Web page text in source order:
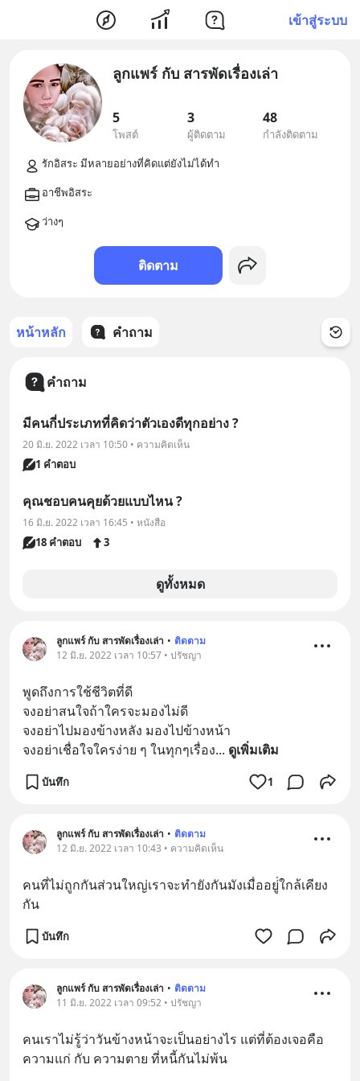
เข้าสู่ระบบ
ลูกแพร์ กับ สารพัดเรื่องเล่า
5
โพสต์
3
ผู้ติดตาม
48
กำลังติดตาม
ติดตาม
หน้าหลัก คำถาม
คำถาม
มีคนกี่ประเภทที่คิดว่าตัวเองดีทุกอย่าง ?
20 มิ.ย. 2022 เวลา 10:50 • ความคิดเห็น
1 คำตอบ
คุณชอบคนคุยด้วยแบบไหน ?
16 มิ.ย. 2022 เวลา 16:45 • หนังสือ
18 คำตอบ 3
ดูทั้งหมด
ลูกแพร์ กับ สารพัดเรื่องเล่า • ติดตาม
12 มิ.ย. 2022 เวลา 10:57 • ปรัชญา
พูดถึงการใช้ชีวิตที่ดี
จงอย่าสนใจถ้าใครจะมองไม่ดี
จงอย่าไปมองข้างหลัง มองไปข้างหน้า
จงอย่าเชื่อใจใครง่าย ๆ ในทุกๆเรื่อง... ดูเพิ่มเติม
บันทึก 1
ลูกแพร์ กับ สารพัดเรื่องเล่า • ติดตาม
12 มิ.ย. 2022 เวลา 10:43 • ความคิดเห็น
คนที่ไม่ถูกกันส่วนใหญ่​เราจะทำยังกันมังเมื่ออยู่่ใกล้เคียง​
กัน
บันทึก
ลูกแพร์ กับ สารพัดเรื่องเล่า • ติดตาม
11 มิ.ย. 2022 เวลา 09:52 • ปรัชญา
คนเราไม่รู้ว่าวันข้างหน้าจะเป็นอย่างไร แต่ที่ต้องเจอคือ
ความแก่ กับ ความตาย ที่หนี้กันไม่พ้น